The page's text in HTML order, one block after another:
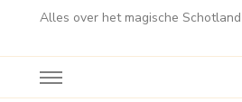
Alles over het magische Schotland